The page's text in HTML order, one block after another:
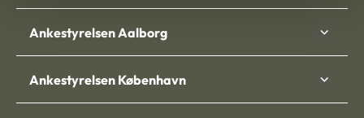
Ankestyrelsen Aalborg
Ankestyrelsen København